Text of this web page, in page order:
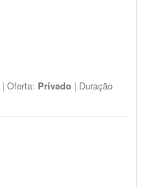
| Oferta: Privado | Duração